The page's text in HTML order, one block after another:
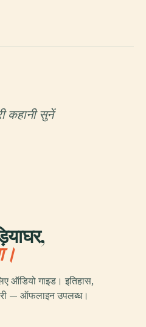
कहानी सुनें
ऑडियो गाइड। इतिहास,
— ऑफलाइन उपलब्ध।